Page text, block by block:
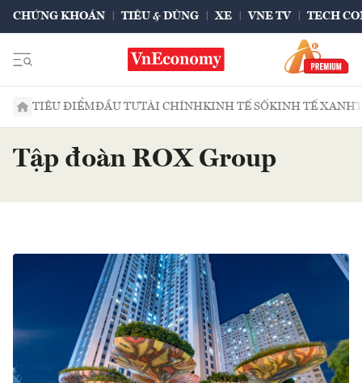
CHỨNG KHOÁN TIÊU & DÙNG XE VNE TV TECH
TIÊU ĐIỂMĐẦU TƯTÀI CHÍNHKINH TẾ SỐKINH TẾ XANH
Tập đoàn ROX Group